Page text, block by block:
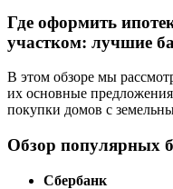
Где оформить
участком: лучшие
В этом обзоре мы
их основные
покупки домов с
Обзор популярных
Сбербанк